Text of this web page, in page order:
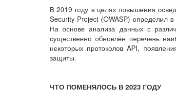
В 2019 году в целях повышения
Security Project (OWASP) определил
На основе анализа данных с
существенно обновлён перечень
некоторых протоколов API,
защиты.
ЧТО ПОМЕНЯЛОСЬ В 2023 ГОДУ